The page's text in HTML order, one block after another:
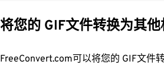
编辑，请使用Adob​​e Photoshop等应用
成为网站上动画图形的理想选择。与
图像质量。
如何打开 APNG 文件？
将您的 GIF文件转换为其
FreeConvert.com可以将您的 GIF文件